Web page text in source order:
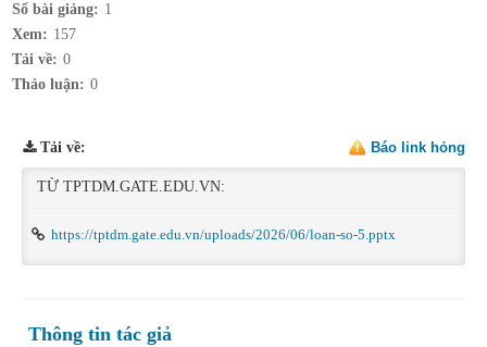
Số bài giảng: 1
Xem: 157
Tải về: 0
Thảo luận: 0
Báo link hỏng
Tải về:
TỪ TPTDM.GATE.EDU.VN:
https://tptdm.gate.edu.vn/uploads/2026/06/loan-so-5.pptx
Thông tin tác giả